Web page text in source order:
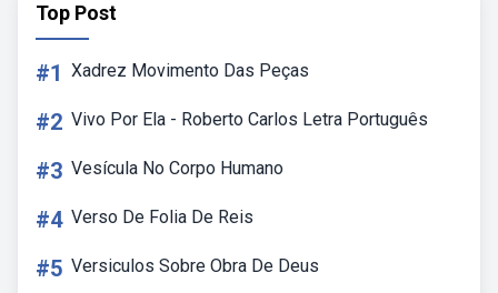
Top Post
#1 Xadrez Movimento Das Peças
#2 Vivo Por Ela - Roberto Carlos Letra Português
#3 Vesícula No Corpo Humano
#4 Verso De Folia De Reis
#5 Versiculos Sobre Obra De Deus